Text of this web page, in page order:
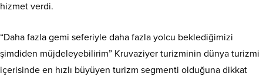
hizmet verdi.
“Daha fazla gemi seferiyle daha fazla yolcu beklediğimizi
şimdiden müjdeleyebilirim” Kruvaziyer turizminin dünya turizmi
içerisinde en hızlı büyüyen turizm segmenti olduğuna dikkat